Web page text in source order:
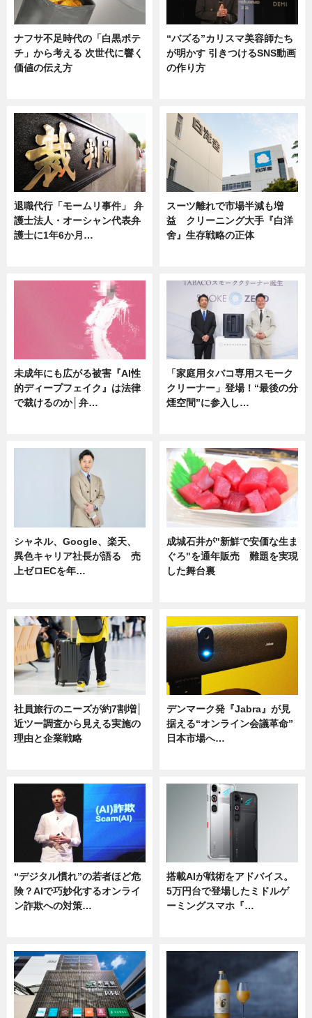
ナフサ不足時代の「白黒ポテ
チ」から考える 次世代に響く
価値の伝え方
“バズる”カリスマ美容師たち
が明かす 引きつけるSNS動画
の作り方
退職代行「モームリ事件」 弁
護士法人・オーシャン代表弁
護士に1年6か月…
スーツ離れで市場半減も増
益 クリーニング大手『白洋
舍』生存戦略の正体
未成年にも広がる被害『AI性
的ディープフェイク』は法律
で裁けるのか│弁…
「家庭用タバコ専用スモーク
クリーナー」登場！“最後の分
煙空間”に参入し…
シャネル、Google、楽天、
異色キャリア社長が語る 売
上ゼロECを年…
成城石井が"新鮮で安価な生ま
ぐろ"を通年販売 難題を実現
した舞台裏
社員旅行のニーズが約7割増│
近ツー調査から見える実施の
理由と企業戦略
デンマーク発『Jabra』が見
据える“オンライン会議革命”
日本市場へ…
“デジタル慣れ”の若者ほど危
険？AIで巧妙化するオンライ
ン詐欺への対策…
搭載AIが戦術をアドバイス。
5万円台で登場したミドルゲ
ーミングスマホ『…